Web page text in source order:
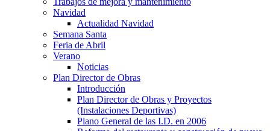
Navidad
Actualidad Navidad
Semana Santa
Feria de Abril
Verano
Noticias
Plan Director de Obras
Introducción
Plan Director de Obras y Proyectos
(Instalaciones Deportivas)
Plano General de las I.D. en 2006